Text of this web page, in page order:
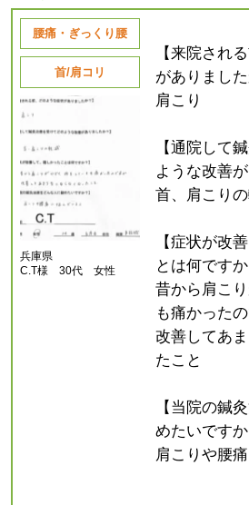
腰痛・ぎっくり腰
首/肩コリ
兵庫県
C.T様 30代 女性
【来院され
がありました
肩こり
【通院して
ような改善
首、肩こり
【症状が改
とは何ですか
昔から肩こ
も痛かった
改善してあ
たこと
【当院の鍼
めたいですか
肩こりや腰